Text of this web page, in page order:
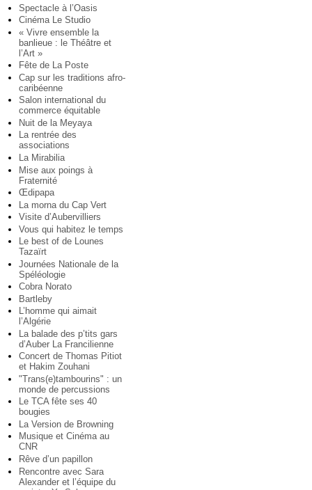
Spectacle à l’Oasis
Cinéma Le Studio
« Vivre ensemble la
banlieue : le Théâtre et
l’Art »
Fête de La Poste
Cap sur les traditions afro-
caribéenne
Salon international du
commerce équitable
Nuit de la Meyaya
La rentrée des
associations
La Mirabilia
Mise aux poings à
Fraternité
Œdipapa
La morna du Cap Vert
Visite d’Aubervilliers
Vous qui habitez le temps
Le best of de Lounes
Tazaïrt
Journées Nationale de la
Spéléologie
Cobra Norato
Bartleby
L’homme qui aimait
l’Algérie
La balade des p’tits gars
d’Auber La Francilienne
Concert de Thomas Pitiot
et Hakim Zouhani
"Trans(e)tambourins" : un
monde de percussions
Le TCA fête ses 40
bougies
La Version de Browning
Musique et Cinéma au
CNR
Rêve d’un papillon
Rencontre avec Sara
Alexander et l’équipe du